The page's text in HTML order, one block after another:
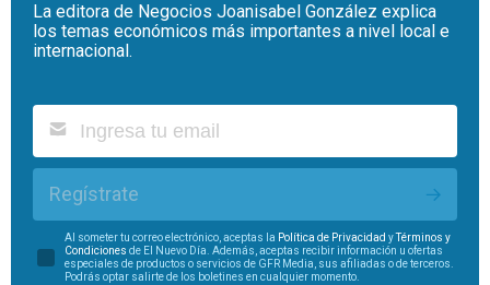
La editora de Negocios Joanisabel González explica
los temas económicos más importantes a nivel local e
internacional.
Regístrate
Al someter tu correo electrónico, aceptas la Política de Privacidad yTérminos y
Condiciones de El Nuevo Día. Además, aceptas recibir información u ofertas
especiales de productos o servicios de GFR Media, sus afiliadas o de terceros.
Podrás optar salirte de los boletines en cualquier momento.